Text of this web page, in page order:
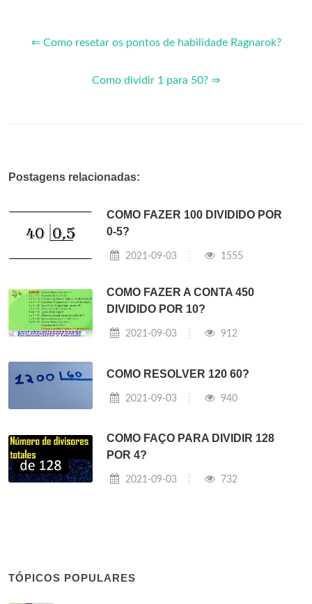
⇐ Como resetar os pontos de habilidade Ragnarok?
Como dividir 1 para 50? ⇒
Postagens relacionadas:
COMO FAZER 100 DIVIDIDO POR
0-5?
2021-09-03 1555
COMO FAZER A CONTA 450
DIVIDIDO POR 10?
2021-09-03 912
COMO RESOLVER 120 60?
2021-09-03 940
COMO FAÇO PARA DIVIDIR 128
POR 4?
2021-09-03 732
TÓPICOS POPULARES